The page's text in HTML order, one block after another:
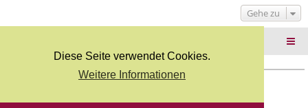
Diese Seite verwendet Cookies.
Weitere Informationen
r
Gehe zu
Deutsche Übersetzung durchphpBB.de